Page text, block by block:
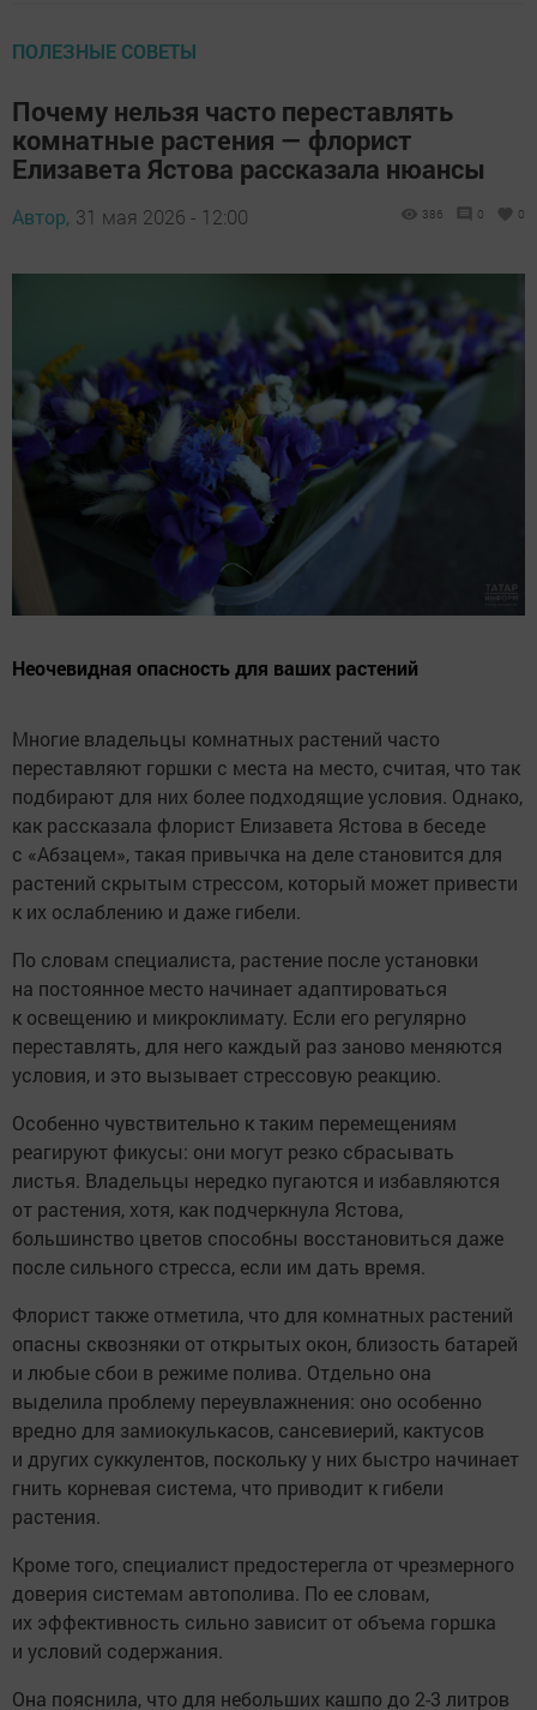
ПОЛЕЗНЫЕ СОВЕТЫ
Почему нельзя часто переставлять
комнатные растения — флорист
Елизавета Ястова рассказала нюансы
Автор, 31 мая 2026 - 12:00 386 0 0
Неочевидная опасность для ваших растений
Многие владельцы комнатных растений часто
переставляют горшки с места на место, считая, что так
подбирают для них более подходящие условия. Однако,
как рассказала флорист Елизавета Ястова в беседе
с «Абзацем», такая привычка на деле становится для
растений скрытым стрессом, который может привести
к их ослаблению и даже гибели.
По словам специалиста, растение после установки
на постоянное место начинает адаптироваться
к освещению и микроклимату. Если его регулярно
переставлять, для него каждый раз заново меняются
условия, и это вызывает стрессовую реакцию.
Особенно чувствительно к таким перемещениям
реагируют фикусы: они могут резко сбрасывать
листья. Владельцы нередко пугаются и избавляются
от растения, хотя, как подчеркнула Ястова,
большинство цветов способны восстановиться даже
после сильного стресса, если им дать время.
Флорист также отметила, что для комнатных растений
опасны сквозняки от открытых окон, близость батарей
и любые сбои в режиме полива. Отдельно она
выделила проблему переувлажнения: оно особенно
вредно для замиокулькасов, сансевиерий, кактусов
и других суккулентов, поскольку у них быстро начинает
гнить корневая система, что приводит к гибели
растения.
Кроме того, специалист предостерегла от чрезмерного
доверия системам автополива. По ее словам,
их эффективность сильно зависит от объема горшка
и условий содержания.
Она пояснила, что для небольших кашпо до 2-3 литров